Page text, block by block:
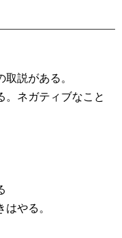
説がある。
。ネガティブなこと
やる。